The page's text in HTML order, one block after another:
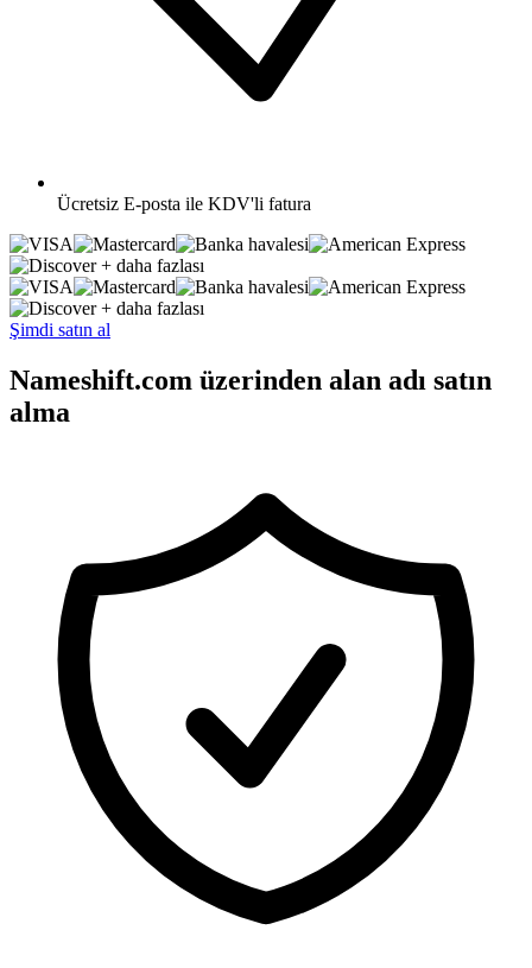
Ücretsiz E-posta ile KDV'li fatura
+ daha fazlası
+ daha fazlası
Şimdi satın al
Nameshift.com üzerinden alan adı satın
alma